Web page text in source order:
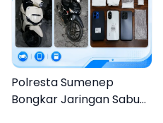
Polresta Sumenep
Bongkar Jaringan Sabu